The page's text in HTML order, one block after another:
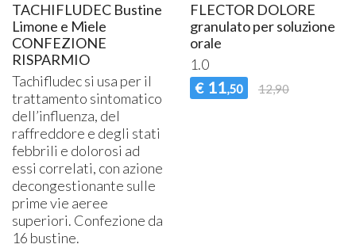
TACHIFLUDEC Bustine
Limone e Miele
CONFEZIONE
RISPARMIO
Tachifludec si usa per il
trattamento sintomatico
dell’influenza, del
raffreddore e degli stati
febbrili e dolorosi ad
essi correlati, con azione
decongestionante sulle
prime vie aeree
superiori. Confezione da
16 bustine.
FLECTOR DOLORE
granulato per soluzione
orale
1.0
€ 11,50 12,90